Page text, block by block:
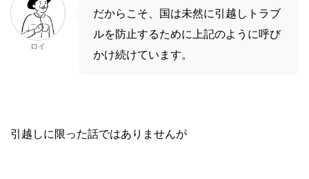
ロイ
だからこそ、国は未然に引越しトラブ
ルを防止するために上記のように呼び
かけ続けています。
引越しに限った話ではありませんが